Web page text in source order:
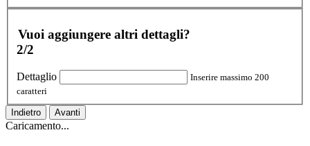
Vuoi aggiungere altri dettagli?
2/2
Dettaglio
Inserire massimo 200
caratteri
Indietro Avanti
Caricamento...